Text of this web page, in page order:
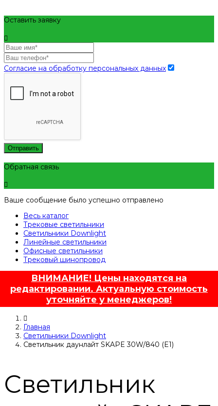
Оставить заявку
Согласие на обработку персональных данных
Отправить
Обратная связь
Ваше сообщение было успешно отправлено
Весь каталог
Трековые светильники
Светильники Downlight
Линейные светильники
Офисные светильники
Трековый шинопровод
ВНИМАНИЕ! Цены находятся на
редактировании. Актуальную стоимость
уточняйте у менеджеров!
Главная
Светильники Downlight
Светильник даунлайт SKAPE 30W/840 (E1)
Светильник